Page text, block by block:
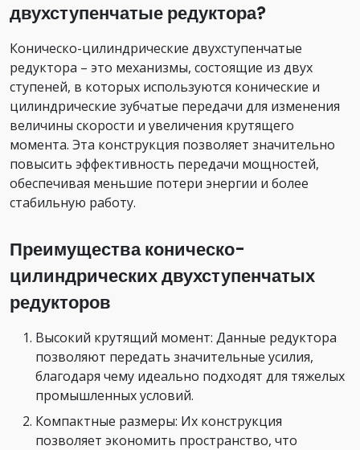
двухступенчатые редуктора?
Коническо-цилиндрические двухступенчатые
редуктора – это механизмы, состоящие из двух
ступеней, в которых используются конические и
цилиндрические зубчатые передачи для изменения
величины скорости и увеличения крутящего
момента. Эта конструкция позволяет значительно
повысить эффективность передачи мощностей,
обеспечивая меньшие потери энергии и более
стабильную работу.
Преимущества коническо-
цилиндрических двухступенчатых
редукторов
Высокий крутящий момент: Данные редуктора
позволяют передать значительные усилия,
благодаря чему идеально подходят для тяжелых
промышленных условий.
Компактные размеры: Их конструкция
позволяет экономить пространство, что